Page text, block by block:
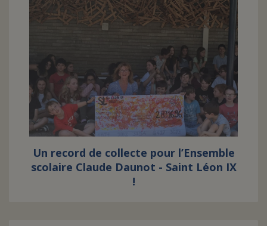
Un record de collecte pour l’Ensemble
scolaire Claude Daunot - Saint Léon IX
!